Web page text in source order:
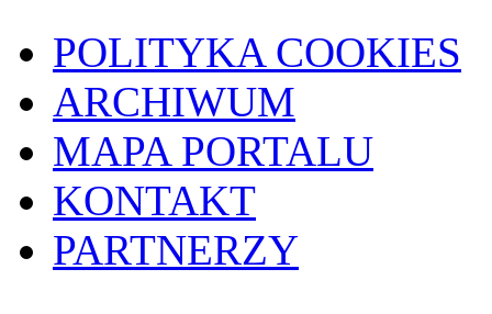
POLITYKA COOKIES
ARCHIWUM
MAPA PORTALU
KONTAKT
PARTNERZY